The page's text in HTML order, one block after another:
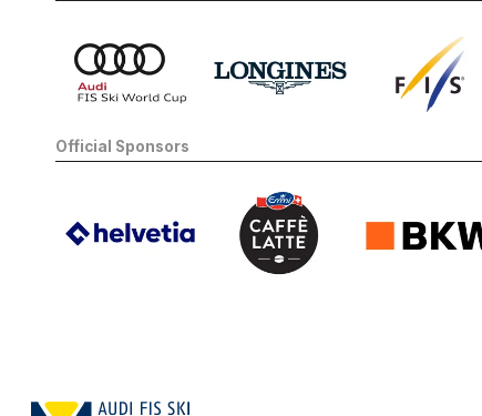
Official Sponsors